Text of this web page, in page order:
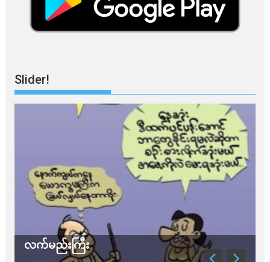
Slider!
လက်မည်းကြီး